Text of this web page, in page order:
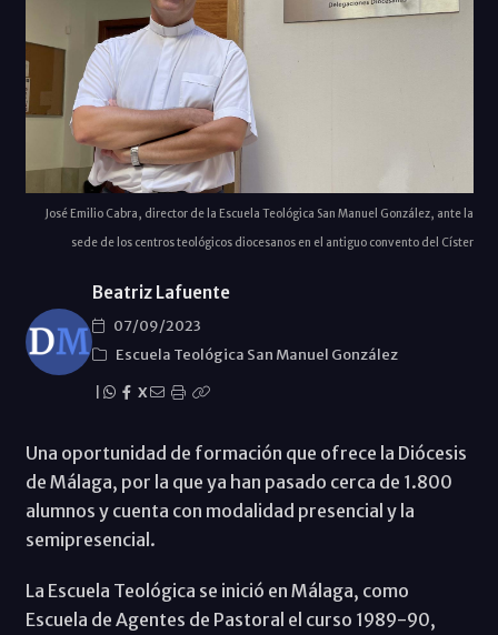
José Emilio Cabra, director de la Escuela Teológica San Manuel González, ante la
sede de los centros teológicos diocesanos en el antiguo convento del Císter
Beatriz Lafuente
07/09/2023
Escuela Teológica San Manuel González
X
Una oportunidad de formación que ofrece la Diócesis
de Málaga, por la que ya han pasado cerca de 1.800
alumnos y cuenta con modalidad presencial y la
semipresencial.
La Escuela Teológica se inició en Málaga, como
Escuela de Agentes de Pastoral el curso 1989-90,